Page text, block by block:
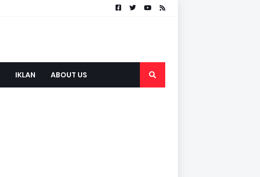
IKLAN ABOUT US